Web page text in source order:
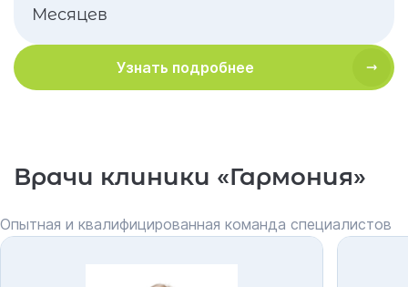
Месяцев
Узнать подробнее
Врачи клиники «Гармония»
Опытная и квалифицированная команда специалистов